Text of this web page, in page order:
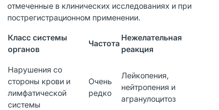
отмеченные в клинических исследованиях и при
пострегистрационном применении.
Класс системы
органов
Частота
Нежелательная
реакция
Нарушения со
стороны крови и
лимфатической
системы
Очень
редко
Лейкопения,
нейтропения и
агранулоцитоз